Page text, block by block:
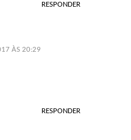
RESPONDER
ÀS 20:29
RESPONDER